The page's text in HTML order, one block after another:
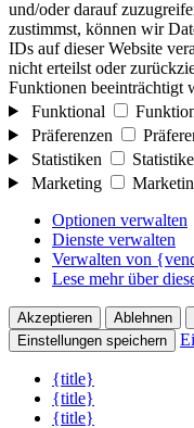
und/oder darauf
zustimmst, können wir
IDs auf dieser Website
nicht erteilst oder
Funktionen beeinträchtigt
Funktional
Präferenzen
Statistiken
Marketing
Optionen verwalten
Dienste verwalten
Verwalten von
Lese mehr über
Akzeptieren Ablehnen
Einstellungen speichern
{title}
{title}
{title}